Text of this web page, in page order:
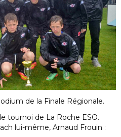
de la Finale Régionale.
tournoi de La Roche ESO.
lui-même, Arnaud Frouin :